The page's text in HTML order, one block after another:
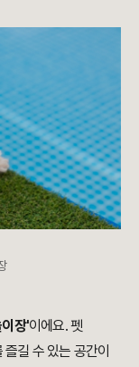
장'이에요. 펫
길 수 있는 공간이